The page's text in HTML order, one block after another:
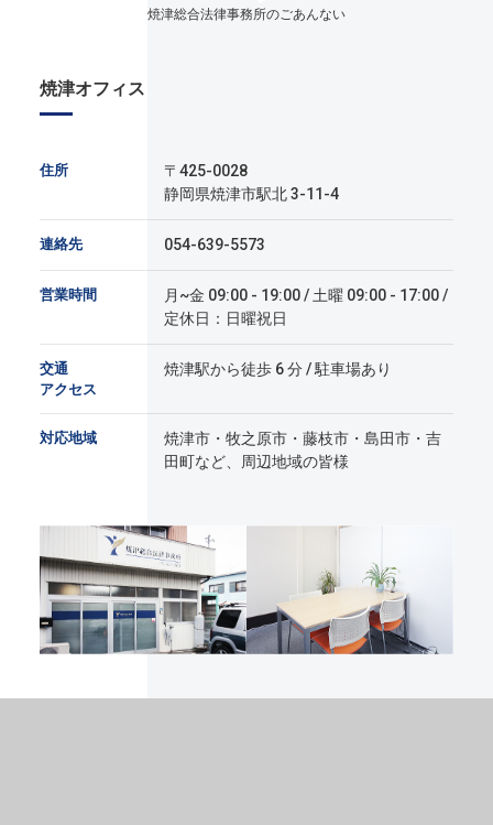
焼津総合法律事務所のごあんない
焼津オフィス
住所
〒425-0028
静岡県焼津市駅北 3-11-4
連絡先 054-639-5573
営業時間
月~金 09:00 - 19:00 / 土曜 09:00 - 17:00 /
定休日：日曜祝日
交通
アクセス
焼津駅から徒歩 6 分 / 駐車場あり
対応地域
焼津市・牧之原市・藤枝市・島田市・吉
田町など、周辺地域の皆様